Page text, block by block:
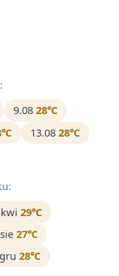
9.08 28℃
13.08 28℃
kwi 29℃
sie 27℃
gru 28℃